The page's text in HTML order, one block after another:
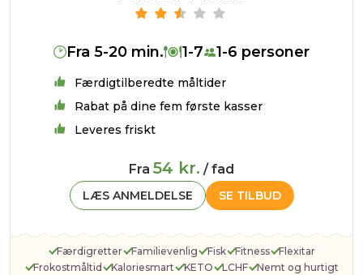
Fra 5-20 min. 1-7 1-6 personer
Færdigtilberedte måltider
Rabat på dine fem første kasser
Leveres friskt
Fra 54 kr. / fad
SE TILBUD
LÆS ANMELDELSE
Færdigretter Familievenlig Fisk Fitness
Flexitar
Frokostmåltid
Kaloriesmart KETO LCHF
Nemt og hurtigt